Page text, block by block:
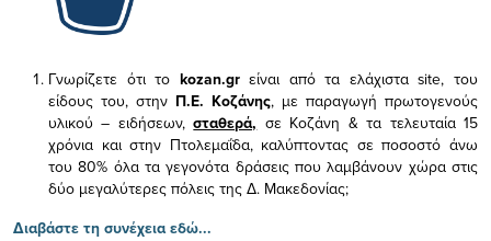
Γνωρίζετε ότι το kozan.gr είναι από τα ελάχισταsite, του
είδους του, στην Π.Ε. Κοζάνης, με παραγωγή πρωτογενούς
υλικού – ειδήσεων,σταθερά, σε Κοζάνη & τα τελευταία 15
χρόνια και στην Πτολεμαΐδα, καλύπτοντας σε ποσοστό άνω
του 80% όλα τα γεγονότα δράσεις που λαμβάνουν χώρα στις
δύο μεγαλύτερες πόλεις της Δ. Μακεδονίας;
Διαβάστε τη συνέχεια εδώ...